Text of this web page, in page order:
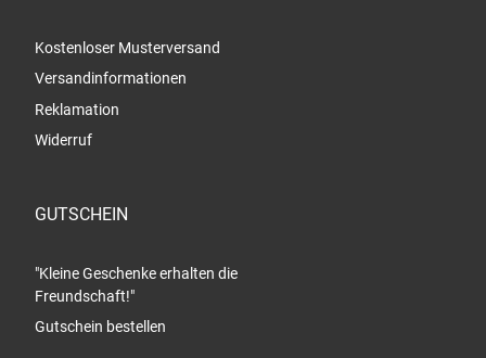
Kostenloser Musterversand
Versandinformationen
Reklamation
Widerruf
GUTSCHEIN
"Kleine Geschenke erhalten die
Freundschaft!"
Gutschein bestellen